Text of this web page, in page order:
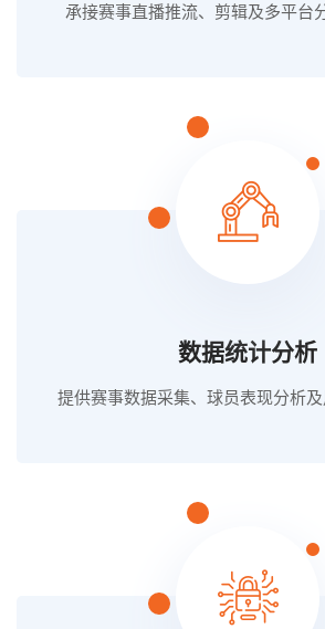
承接赛事直播推流、剪辑及多平台
数据统计分析
提供赛事数据采集、球员表现分析及